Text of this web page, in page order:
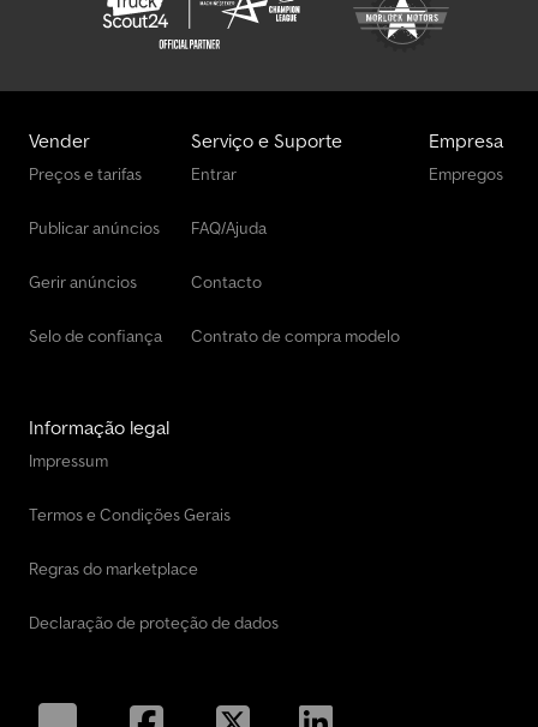
Vender
Preços e tarifas
Publicar anúncios
Gerir anúncios
Selo de confiança
Serviço e Suporte
Entrar
FAQ/Ajuda
Contacto
Contrato de compra modelo
Empresa
Empregos
Informação legal
Impressum
Termos e Condições Gerais
Regras do marketplace
Declaração de proteção de dados